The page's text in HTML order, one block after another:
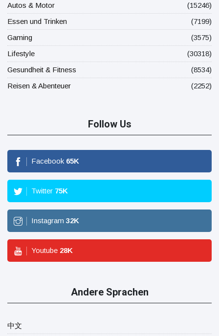
Autos & Motor
(15246)
Essen und Trinken
(7199)
Gaming
(3575)
Lifestyle
(30318)
Gesundheit & Fitness
(8534)
Reisen & Abenteuer
(2252)
Follow Us
Facebook 65K
Twitter 75K
Instagram 32K
Youtube 28K
Andere Sprachen
中文